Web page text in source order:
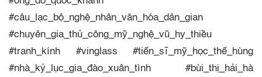
#câu_lạc_bộ_nghệ_nhân_văn_hóa_dân_gian
#chuyên_gia_thủ_công_mỹ_nghệ_vũ_hy_thiều
#tranh_kính #vinglass #tiến_sĩ_mỹ_học_thế_hùng
#nhà_kỷ_lục_gia_đào_xuân_tình #bùi_thị_hải_hà